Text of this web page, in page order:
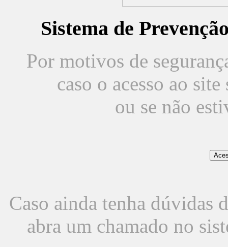
Sistema de
Por motivos de
caso o acesso ao
ou se não
Caso ainda tenha dúvidas
abra um chamado no